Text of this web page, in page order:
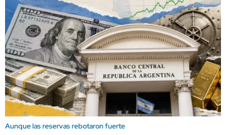
Aunque las reservas rebotaron fuerte